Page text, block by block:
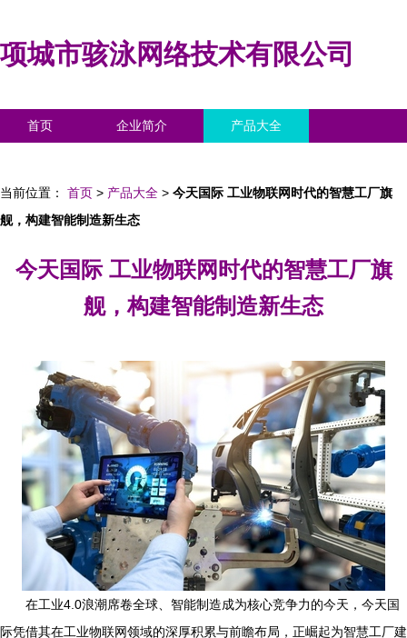
项城市骇泳网络技术有限公司
首页 企业简介 产品大全
当前位置： 首页 > 产品大全 > 今天国际 工业物联网时代的智慧工厂旗
舰，构建智能制造新生态
今天国际 工业物联网时代的智慧工厂旗
舰，构建智能制造新生态
在工业4.0浪潮席卷全球、智能制造成为核心竞争力的今天，今天国
际凭借其在工业物联网领域的深厚积累与前瞻布局，正崛起为智慧工厂建